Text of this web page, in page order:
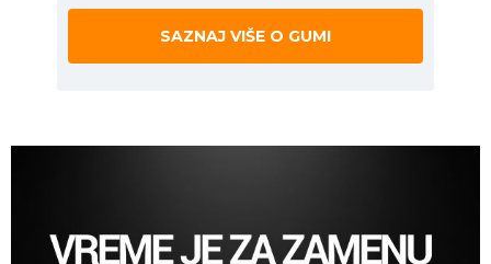
SAZNAJ VIŠE O GUMI